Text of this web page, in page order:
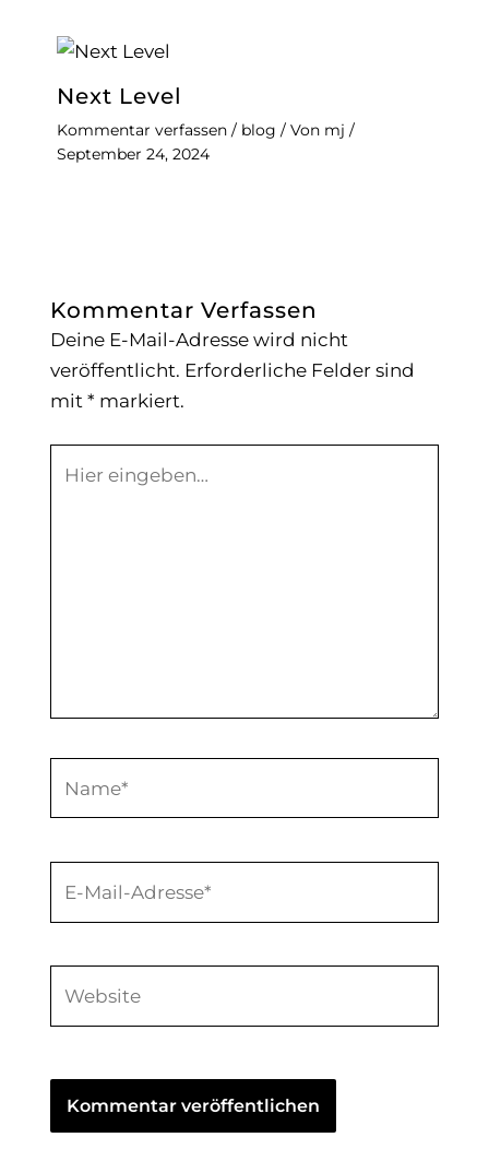
Next Level
Kommentar verfassen / blog / Von mj /
September 24, 2024
Kommentar Verfassen
Deine E-Mail-Adresse wird nicht
veröffentlicht. Erforderliche Felder sind
mit * markiert.
eingeben…